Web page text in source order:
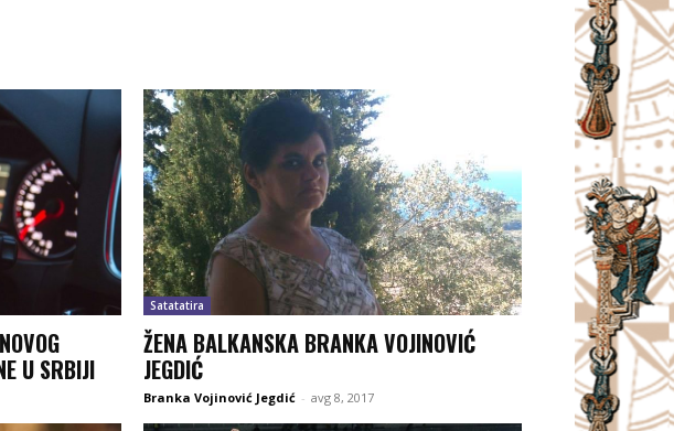
U SRBIJI
Satatatira
ŽENA BALKANSKA BRANKA VOJINOVIĆ
JEGDIĆ
Branka Vojinović Jegdić - avg 8, 2017